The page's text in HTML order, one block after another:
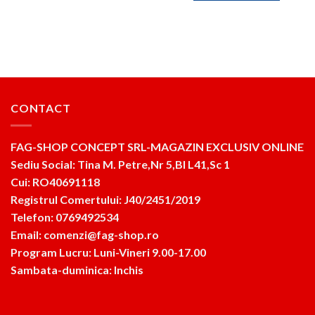
CONTACT
FAG-SHOP CONCEPT SRL-MAGAZIN EXCLUSIV ONLINE
Sediu Social: Tina M. Petre,Nr 5,Bl L41,Sc 1
Cui: RO40691118
Registrul Comertului: J40/2451/2019
Telefon: 0769492534
Email: comenzi@fag-shop.ro
Program Lucru: Luni-Vineri 9.00-17.00
Sambata-duminica: Inchis